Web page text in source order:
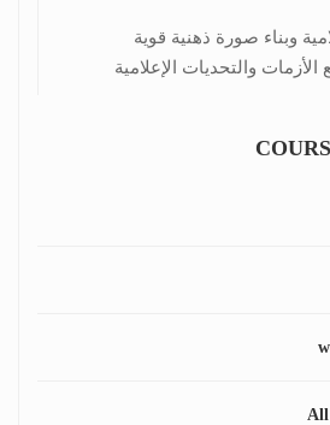
وبناء صورة ذهنية قوية
الأزمات والتحديات الإعلامية
All